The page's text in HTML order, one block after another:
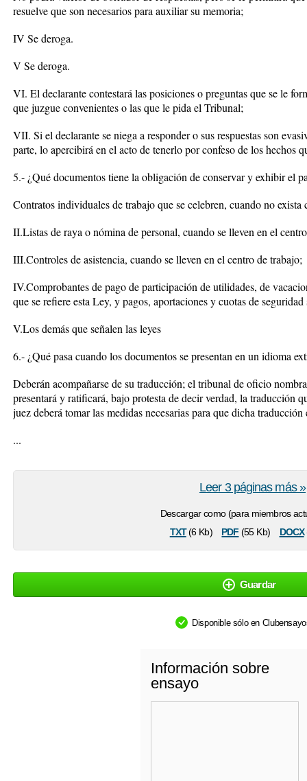
resuelve que son necesarios para auxiliar su memoria;
IV Se deroga.
V Se deroga.
VI. El declarante contestará las posiciones o preguntas que se le
que juzgue convenientes o las que le pida el Tribunal;
VII. Si el declarante se niega a responder o sus respuestas son
parte, lo apercibirá en el acto de tenerlo por confeso de los hechos
5.- ¿Qué documentos tiene la obligación de conservar y exhibir el
Contratos individuales de trabajo que se celebren, cuando no
II.Listas de raya o nómina de personal, cuando se lleven en el
III.Controles de asistencia, cuando se lleven en el centro de trabajo;
IV.Comprobantes de pago de participación de utilidades, de
que se refiere esta Ley, y pagos, aportaciones y cuotas de
V.Los demás que señalen las leyes
6.- ¿Qué pasa cuando los documentos se presentan en un idioma
Deberán acompañarse de su traducción; el tribunal de oficio
presentará y ratificará, bajo protesta de decir verdad, la traducción
juez deberá tomar las medidas necesarias para que dicha
...
Descargar como (para miembros
txt(6 Kb) pdf (55 Kb) docx
Leer 3 páginas más »
Guardar
Disponible sólo en
Información sobre
ensayo